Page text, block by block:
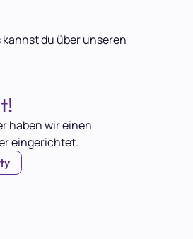
kannst du über unseren
haben wir einen
eingerichtet.